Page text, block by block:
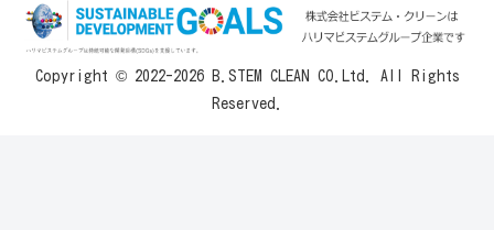
Copyright © 2022-2026 B.STEM CLEAN CO.Ltd. All Rights
Reserved.